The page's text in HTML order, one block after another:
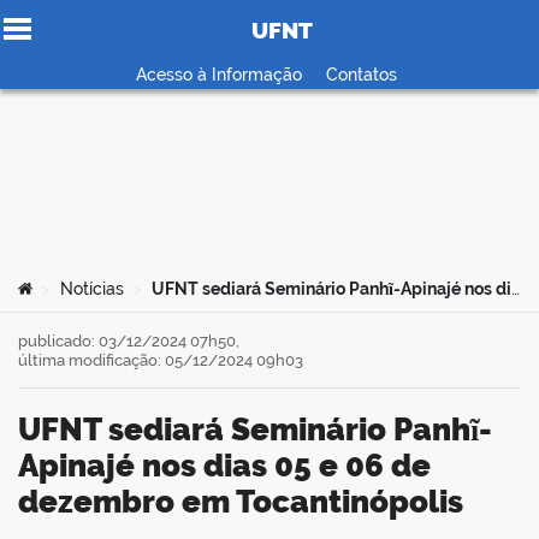
Ir para o conteúdo
UFNT
Acesso à Informação Contatos
Você está aqui:
Notícias UFNT sediará Seminário Panhĩ-Apinajé nos dias 05 e 06 de dezembro em Tocantinópolis
UFNT sediará Seminário Panhĩ-
Apinajé nos dias 05 e 06 de
dezembro em Tocantinópolis
publicado: 03/12/2024 07h50,
última modificação: 05/12/2024 09h03